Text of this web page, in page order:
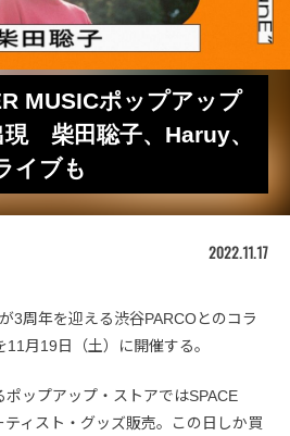
MUSICポップアップ
現 柴田聡子、Haruy、
イブも
2022.11.17
3周年を迎える渋谷PARCOとのコラ
月19日（土）に開催する。
ポップアップ・ストアではSPACE
ィスト・グッズ販売。この日しか買